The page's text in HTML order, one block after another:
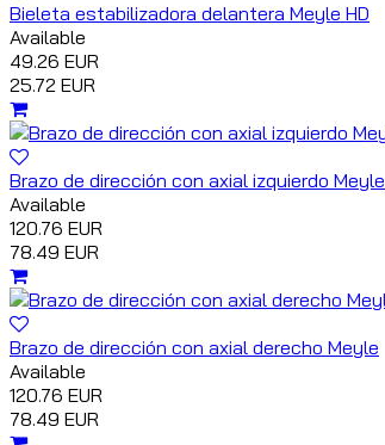
Bieleta estabilizadora delantera Meyle HD
Available
49.26 EUR
25.72 EUR
Brazo de dirección con axial izquierdo Meyle
Available
120.76 EUR
78.49 EUR
Brazo de dirección con axial derecho Meyle
Available
120.76 EUR
78.49 EUR